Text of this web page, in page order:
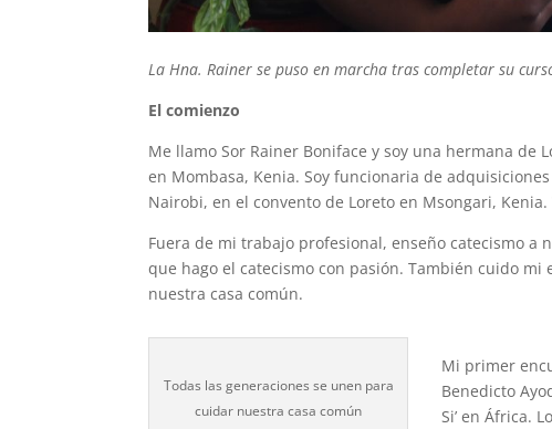
La Hna. Rainer se puso en marcha tras completar su
El comienzo
Me llamo Sor Rainer Boniface y soy una hermana de
en Mombasa, Kenia. Soy funcionaria de
Nairobi, en el convento de Loreto en Msongari,
Fuera de mi trabajo profesional, enseño catecismo a
que hago el catecismo con pasión. También cuido
nuestra casa común.
Todas las generaciones se unen para
cuidar nuestra casa común
Mi primer
Benedicto
Si’ en África.